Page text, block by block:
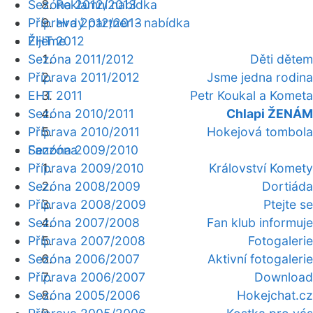
Reklamní nabídka
Hrdý partner - nabídka
Žijeme
Děti dětem
Jsme jedna rodina
Petr Koukal a Kometa
Chlapi ŽENÁM
Hokejová tombola
Fanzóna
Království Komety
Dortiáda
Ptejte se
Fan klub informuje
Fotogalerie
Aktivní fotogalerie
Download
Hokejchat.cz
Sezóna 2012/2013
Příprava 2012/2013
EHT 2012
Sezóna 2011/2012
Příprava 2011/2012
EHT 2011
Sezóna 2010/2011
Příprava 2010/2011
Sezóna 2009/2010
Příprava 2009/2010
Sezóna 2008/2009
Příprava 2008/2009
Sezóna 2007/2008
Příprava 2007/2008
Sezóna 2006/2007
Příprava 2006/2007
Sezóna 2005/2006